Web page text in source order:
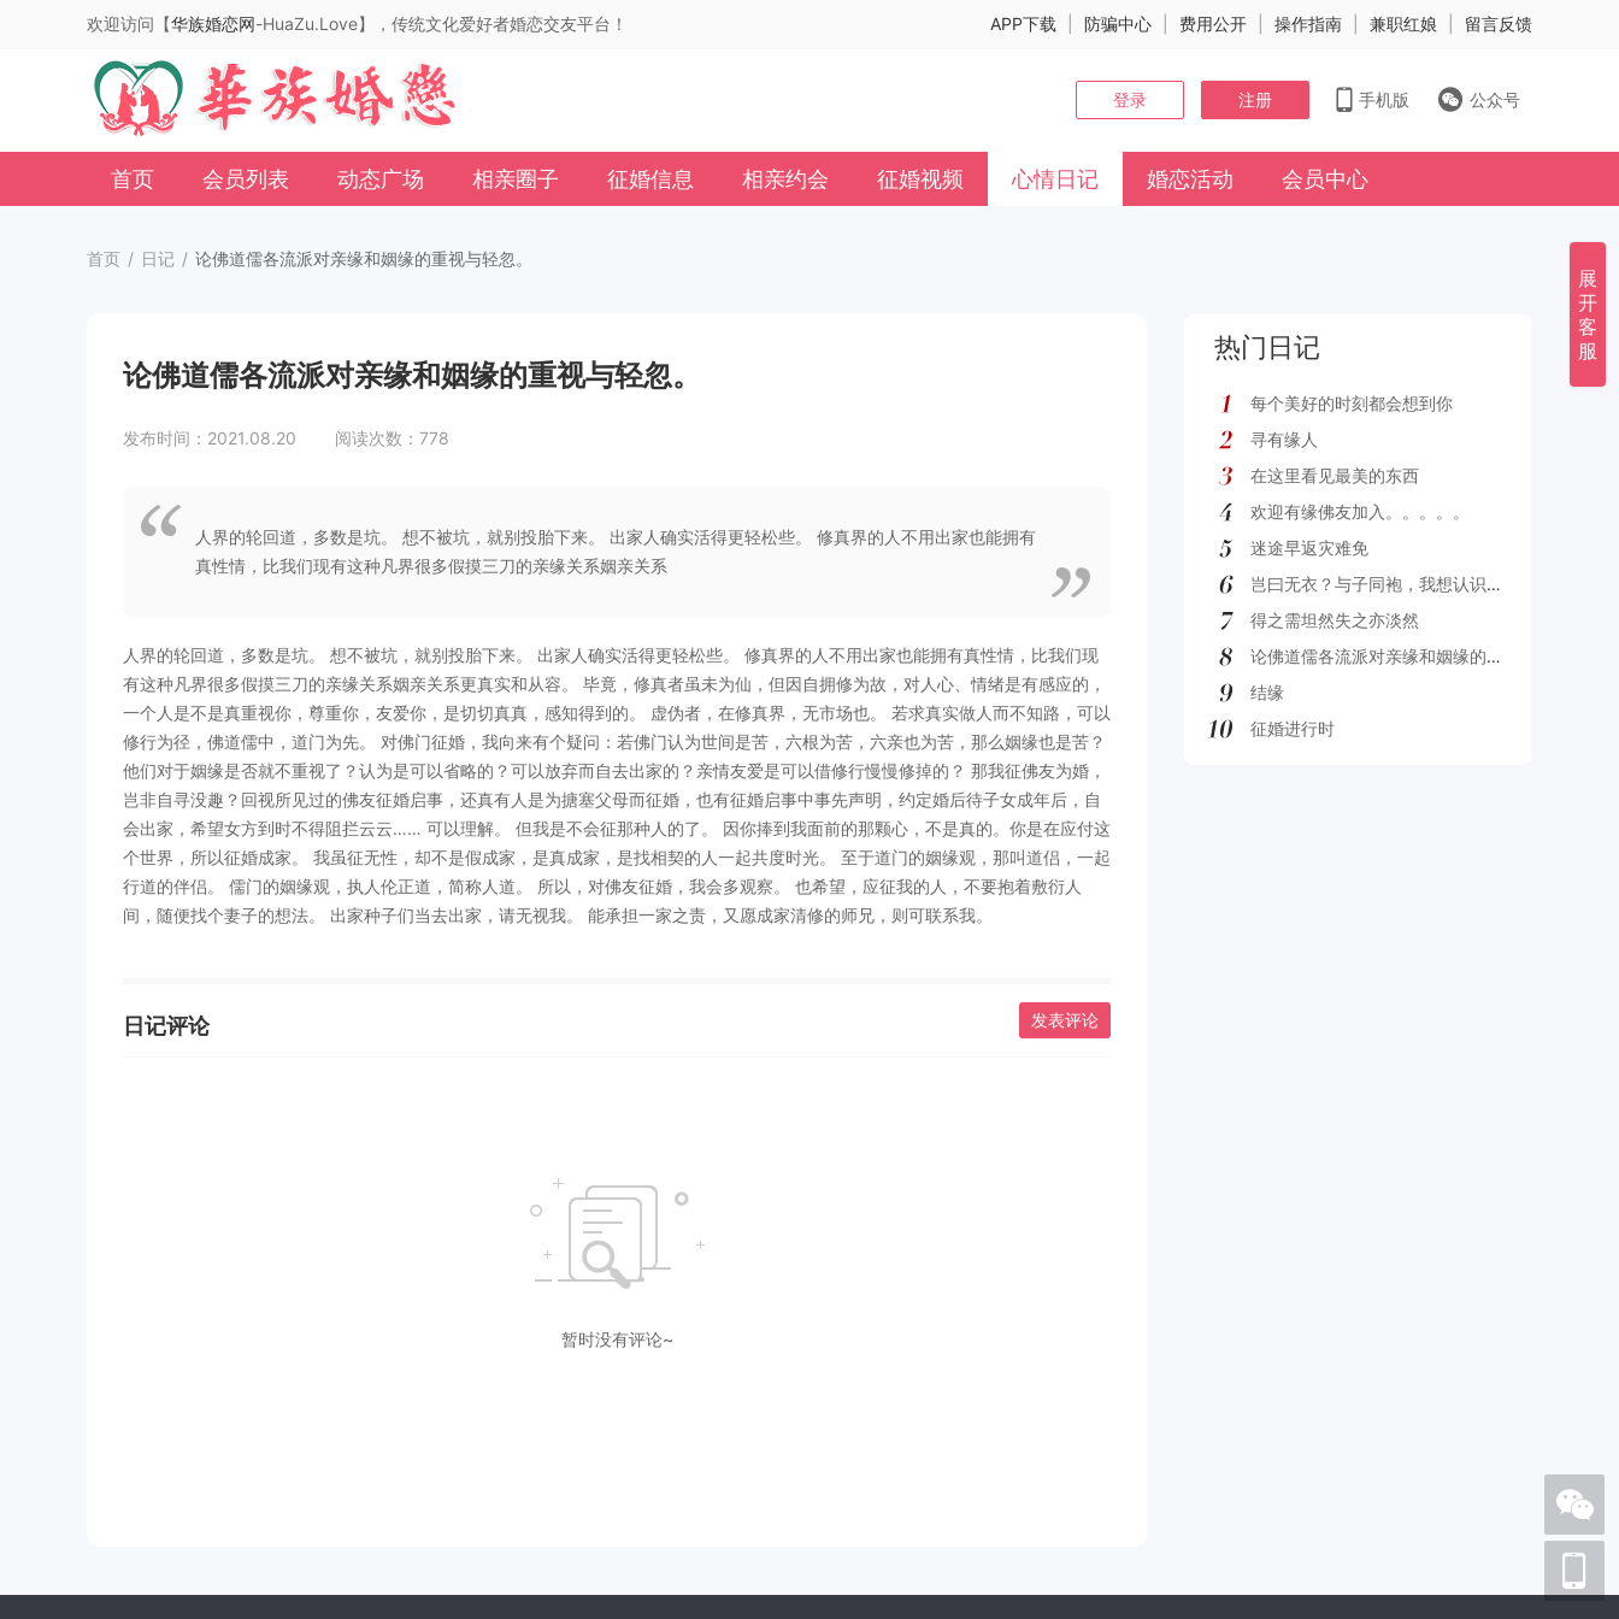
欢迎访问【华族婚恋网-HuaZu.Love】，传统文化爱好者婚恋交友平台！ APP下载 防骗中心 费用公开 操作指南 兼职红娘 留言反馈
登录 注册 手机版 公众号
首页 会员列表 动态广场 相亲圈子 征婚信息 相亲约会 征婚视频 心情日记 婚恋活动 会员中心
首页 / 日记 / 论佛道儒各流派对亲缘和姻缘的重视与轻忽。
论佛道儒各流派对亲缘和姻缘的重视与轻忽。
发布时间：2021.08.20 阅读次数：778
人界的轮回道，多数是坑。 想不被坑，就别投胎下来。 出家人确实活得更轻松些。 修真界的人不用出家也能拥有
真性情，比我们现有这种凡界很多假摸三刀的亲缘关系姻亲关系
人界的轮回道，多数是坑。 想不被坑，就别投胎下来。 出家人确实活得更轻松些。 修真界的人不用出家也能拥有真性情，比我们现
有这种凡界很多假摸三刀的亲缘关系姻亲关系更真实和从容。 毕竟，修真者虽未为仙，但因自拥修为故，对人心、情绪是有感应的，
一个人是不是真重视你，尊重你，友爱你，是切切真真，感知得到的。 虚伪者，在修真界，无市场也。 若求真实做人而不知路，可以
修行为径，佛道儒中，道门为先。 对佛门征婚，我向来有个疑问：若佛门认为世间是苦，六根为苦，六亲也为苦，那么姻缘也是苦？
他们对于姻缘是否就不重视了？认为是可以省略的？可以放弃而自去出家的？亲情友爱是可以借修行慢慢修掉的？ 那我征佛友为婚，
岂非自寻没趣？回视所见过的佛友征婚启事，还真有人是为搪塞父母而征婚，也有征婚启事中事先声明，约定婚后待子女成年后，自
会出家，希望女方到时不得阻拦云云…… 可以理解。 但我是不会征那种人的了。 因你捧到我面前的那颗心，不是真的。你是在应付这
个世界，所以征婚成家。 我虽征无性，却不是假成家，是真成家，是找相契的人一起共度时光。 至于道门的姻缘观，那叫道侣，一起
行道的伴侣。 儒门的姻缘观，执人伦正道，简称人道。 所以，对佛友征婚，我会多观察。 也希望，应征我的人，不要抱着敷衍人
间，随便找个妻子的想法。 出家种子们当去出家，请无视我。 能承担一家之责，又愿成家清修的师兄，则可联系我。
日记评论 发表评论
暂时没有评论~
热门日记
每个美好的时刻都会想到你
寻有缘人
在这里看见最美的东西
欢迎有缘佛友加入。。。。。
迷途早返灾难免
岂曰无衣？与子同袍，我想认识更多的袍子，我想找一个汉服小哥哥，然后谈一场不分手的恋爱
得之需坦然失之亦淡然
论佛道儒各流派对亲缘和姻缘的重视与轻忽。
结缘
征婚进行时
展
开
客
服